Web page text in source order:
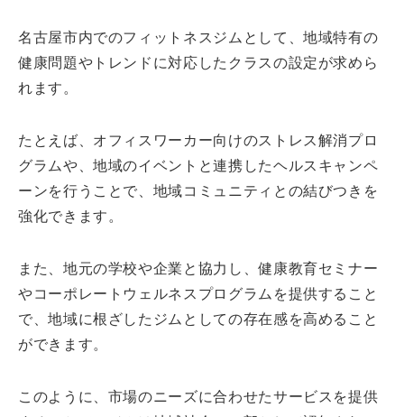
名古屋市内でのフィットネスジムとして、地域特有の
健康問題やトレンドに対応したクラスの設定が求めら
れます。
たとえば、オフィスワーカー向けのストレス解消プロ
グラムや、地域のイベントと連携したヘルスキャンペ
ーンを行うことで、地域コミュニティとの結びつきを
強化できます。
また、地元の学校や企業と協力し、健康教育セミナー
やコーポレートウェルネスプログラムを提供すること
で、地域に根ざしたジムとしての存在感を高めること
ができます。
このように、市場のニーズに合わせたサービスを提供